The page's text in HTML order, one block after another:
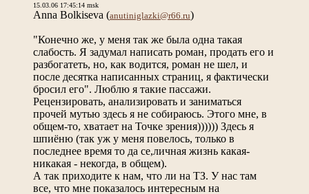
15.03.06 17:45:14 msk
Anna Bolkiseva (anutiniglazki@r66.ru)
"Конечно же, у меня так же была одна такая
слабость. Я задумал написать роман, продать его и
разбогатеть, но, как водится, роман не шел, и
после десятка написанных страниц, я фактически
бросил его". Люблю я такие пассажи.
Рецензировать, анализировать и заниматься
прочей мутью здесь я не собираюсь. Этого мне, в
общем-то, хватает на Точке зрения)))))) Здесь я
шпиёню (так уж у меня повелось, только в
последнее время то да се,личная жизнь какая-
никакая - некогда, в общем).
А так приходите к нам, что ли на ТЗ. У нас там
все, что мне показалось интересным на